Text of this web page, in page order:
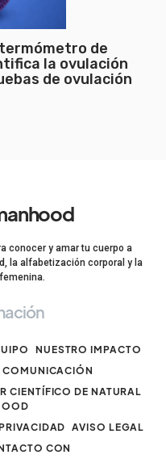
de
la ovulación
de ovulación
conocer y amar tu cuerpo a
la alfabetización corporal y la
NUESTRO IMPACTO
COMUNICACIÓN
CIENTÍFICO DE NATURAL
AVISO LEGAL
CON